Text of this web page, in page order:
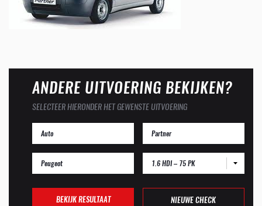
ANDERE UITVOERING BEKIJKEN?
SELECTEER HIERONDER HET GEWENSTE UITVOERING
1.6 HDI – 75 PK
BEKIJK RESULTAAT NIEUWE CHECK